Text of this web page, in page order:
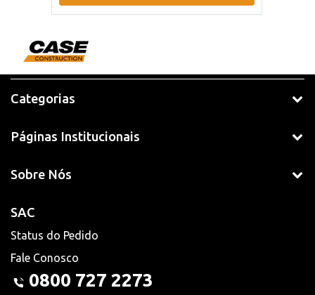
Categorias
Páginas Institucionais
Sobre Nós
SAC
Status do Pedido
Fale Conosco
0800 727 2273